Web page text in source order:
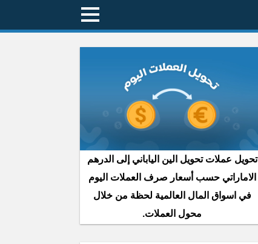
تحويل عملات تحويل الين الياباني إلى الدرهم
الاماراتي حسب أسعار صرف العملات اليوم
في اسواق المال العالمية لحظة من خلال
محول العملات.